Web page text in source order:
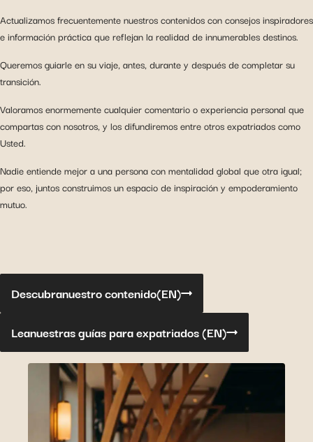
Actualizamos frecuentemente nuestros contenidos con consejos inspiradores
e información práctica que reflejan la realidad de innumerables destinos.
Queremos guiarle en su viaje, antes, durante y después de completar su
transición.
Valoramos enormemente cualquier comentario o experiencia personal que
compartas con nosotros, y los difundiremos entre otros expatriados como
Usted.
Nadie entiende mejor a una persona con mentalidad global que otra igual;
por eso, juntos construimos un espacio de inspiración y empoderamiento
mutuo.
Descubranuestro contenido(EN)
Leanuestras guías para expatriados (EN)